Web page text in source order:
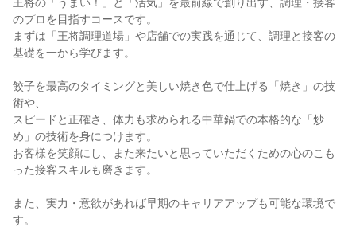
のプロを目指すコースです。
まずは「王将調理道場」や店舗での実践を通じて、調理と接客の
基礎を一から学びます。
餃子を最高のタイミングと美しい焼き色で仕上げる「焼き」の技
術や、
スピードと正確さ、体力も求められる中華鍋での本格的な「炒
め」の技術を身につけます。
お客様を笑顔にし、また来たいと思っていただくための心のこも
った接客スキルも磨きます。
また、実力・意欲があれば早期のキャリアアップも可能な環境で
す。